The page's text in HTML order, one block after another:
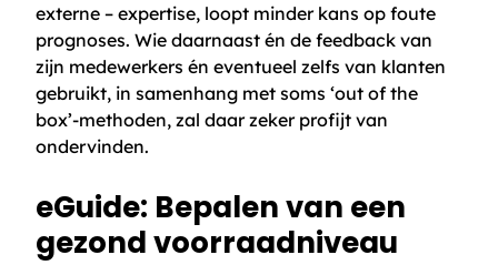
externe – expertise, loopt minder kans op foute
prognoses. Wie daarnaast én de feedback van
zijn medewerkers én eventueel zelfs van klanten
gebruikt, in samenhang met soms ‘out of the
box’‑methoden, zal daar zeker profijt van
ondervinden.
eGuide: Bepalen van een
gezond voorraadniveau